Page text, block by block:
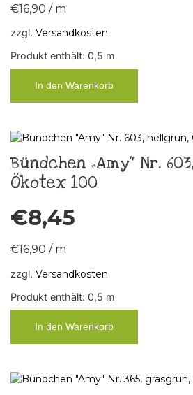
€16,90 / m
zzgl. Versandkosten
Produkt enthält: 0,5 m
In den Warenkorb
Bündchen „Amy“ Nr.
Ökotex 100
€8,45
€16,90 / m
zzgl. Versandkosten
Produkt enthält: 0,5 m
In den Warenkorb